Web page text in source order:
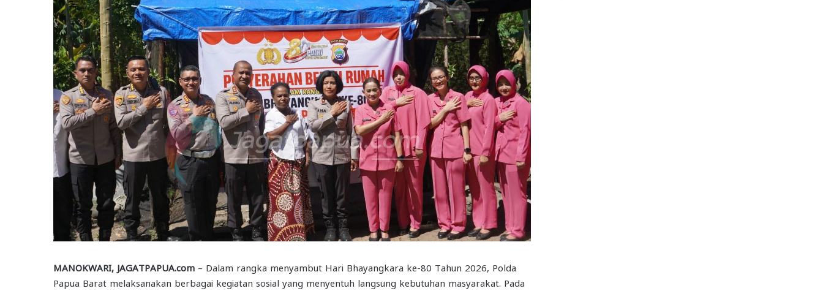
MANOKWARI, JAGATPAPUA.com – Dalam rangka menyambut Hari Bhayangkara ke-80 Tahun 2026, Polda
Papua Barat melaksanakan berbagai kegiatan sosial yang menyentuh langsung kebutuhan masyarakat. Pada